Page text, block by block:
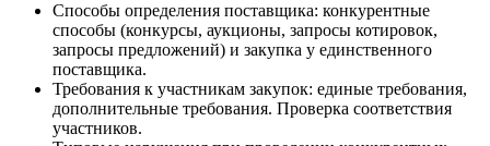
Способы определения поставщика: конкурентные
способы (конкурсы, аукционы, запросы котировок,
запросы предложений) и закупка у единственного
поставщика.
Требования к участникам закупок: единые требования,
дополнительные требования. Проверка соответствия
участников.